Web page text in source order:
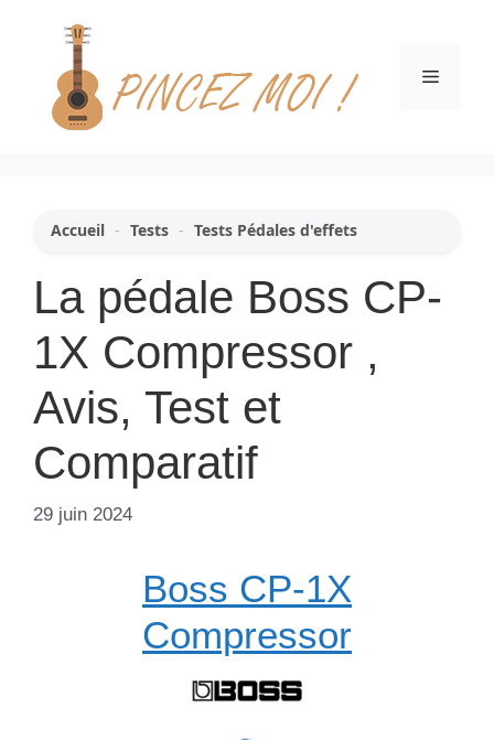
contenu
Menu
Accueil - Tests - Tests Pédales d'effets
La pédale Boss CP-
1X Compressor ,
Avis, Test et
Comparatif
29 juin 2024
Boss CP-1X
Compressor